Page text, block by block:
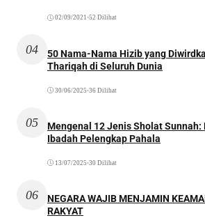
02/09/2021 •52 Dilihat
04
50 Nama-Nama Hizib yang
Thariqah di Seluruh Dunia
30/06/2025 •36 Dilihat
05
Mengenal 12 Jenis Sholat Sunnah:
Ibadah Pelengkap Pahala
13/07/2025 •30 Dilihat
06
NEGARA WAJIB MENJAMIN
RAKYAT